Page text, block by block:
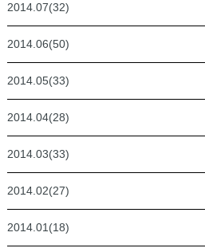
2014.07(32)
2014.06(50)
2014.05(33)
2014.04(28)
2014.03(33)
2014.02(27)
2014.01(18)